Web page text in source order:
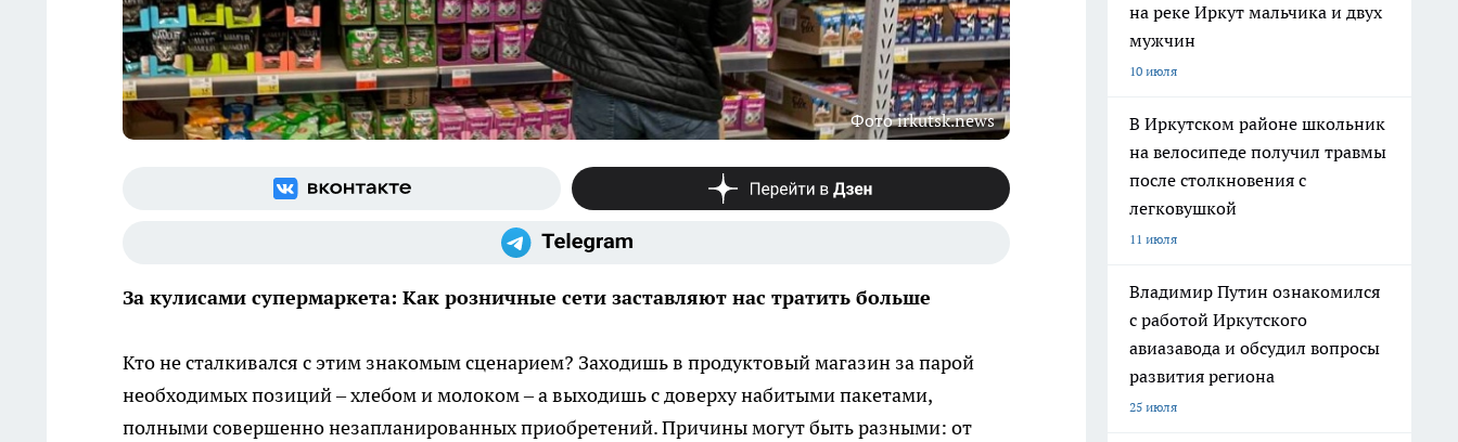
Фото irkutsk.news
За кулисами супермаркета: Как розничные сети заставляют нас тратить больше
Кто не сталкивался с этим знакомым сценарием? Заходишь в продуктовый магазин за парой
необходимых позиций – хлебом и молоком – а выходишь с доверху набитыми пакетами,
полными совершенно незапланированных приобретений. Причины могут быть разными: от
на реке Иркут мальчика и двух
мужчин
10 июля
В Иркутском районе школьник
на велосипеде получил травмы
после столкновения с
легковушкой
11 июля
Владимир Путин ознакомился
с работой Иркутского
авиазавода и обсудил вопросы
развития региона
25 июля